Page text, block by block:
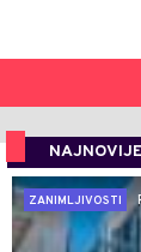
NAJNOVIJE
ZANIMLJIVOSTI